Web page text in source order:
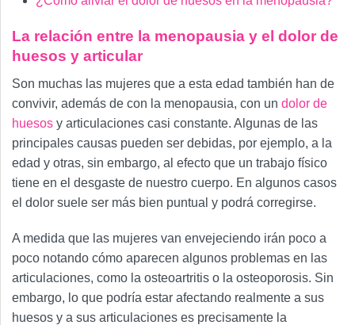
La relación entre la menopausia y el dolor de
huesos y articular
Son muchas las mujeres que a esta edad también han de
convivir, además de con la menopausia, con un dolor de
huesos y articulaciones casi constante. Algunas de las
principales causas pueden ser debidas, por ejemplo, a la
edad y otras, sin embargo, al efecto que un trabajo físico
tiene en el desgaste de nuestro cuerpo. En algunos casos
el dolor suele ser más bien puntual y podrá corregirse.
A medida que las mujeres van envejeciendo irán poco a
poco notando cómo aparecen algunos problemas en las
articulaciones, como la osteoartritis o la osteoporosis. Sin
embargo, lo que podría estar afectando realmente a sus
huesos y a sus articulaciones es precisamente la